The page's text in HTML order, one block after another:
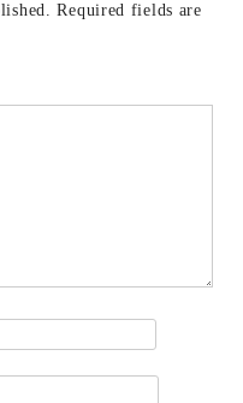
Required fields are